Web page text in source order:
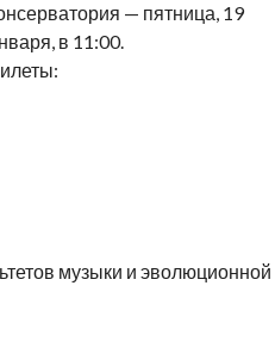
— пятница, 19
в 11:00.
музыки и эволюционной